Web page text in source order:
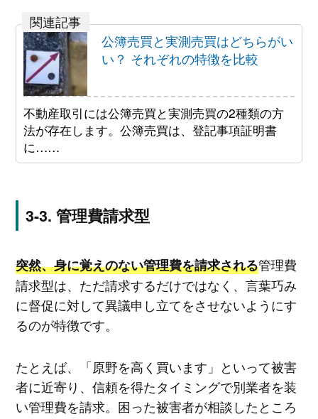
公簿売買と実測売買はどちらがい
い？ それぞれの特徴を比較
不動産取引には公簿売買と実測売買の2種類の方
法が存在します。公簿売買は、登記事項証明書
に……
管理費請求型
突然、身に覚えのない管理費を請求される管理費
請求型は、ただ請求するだけではなく、言葉巧み
に督促に対して異議申し立てをさせないようにす
るのが特徴です。
たとえば、「原野を高く買います」といって被害
者に近寄り、信頼を得たタイミングで別業者を装
い管理費を請求。困った被害者が相談したところ